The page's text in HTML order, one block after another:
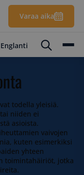
Varaa aika
Englanti
todella yleisiä.
niiden ei
asioista.
vaivojen
kuten esimerkiksi
yhteen
toimintahäiriöt, jotka